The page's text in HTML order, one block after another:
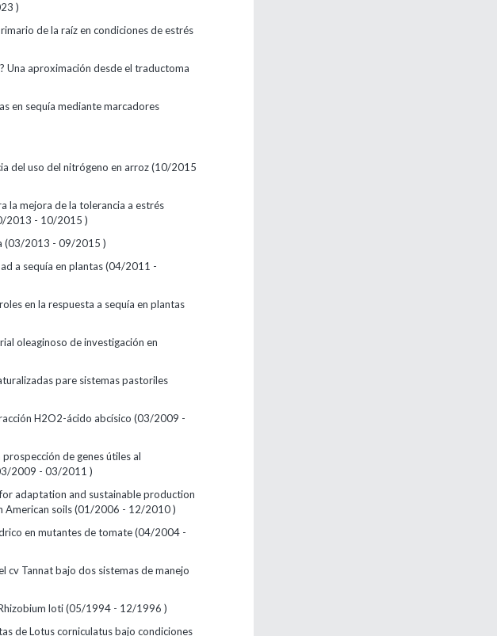
)
de la raíz en condiciones de estrés
Una aproximación desde el traductoma
en sequía mediante marcadores
del uso del nitrógeno en arroz (10/2015
la mejora de la tolerancia a estrés
2013 - 10/2015 )
(03/2013 - 09/2015 )
a sequía en plantas (04/2011 -
en la respuesta a sequía en plantas
oleaginoso de investigación en
pare sistemas pastoriles
H2O2-ácido abcísico (03/2009 -
de genes útiles al
2009 - 03/2011 )
adaptation and sustainable production
American soils (01/2006 - 12/2010 )
en mutantes de tomate (04/2004 -
cv Tannat bajo dos sistemas de manejo
loti (05/1994 - 12/1996 )
de Lotus corniculatus bajo condiciones